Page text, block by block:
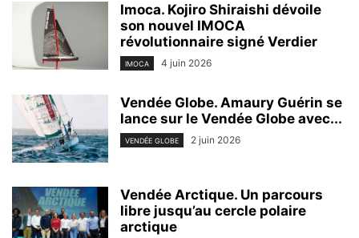
Imoca. Kojiro Shiraishi dévoile
son nouvel IMOCA
révolutionnaire signé Verdier
IMOCA 4 juin 2026
Vendée Globe. Amaury Guérin se
lance sur le Vendée Globe avec...
VENDÉE GLOBE 2 juin 2026
Vendée Arctique. Un parcours
libre jusqu’au cercle polaire
arctique